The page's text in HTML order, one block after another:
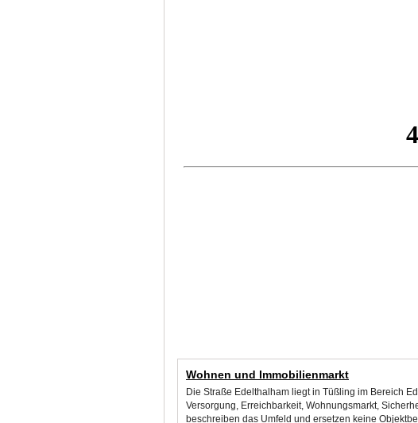
Wohnen und Immobilienmarkt
Die Straße Edelthalham liegt in Tüßling im Bereich
Versorgung, Erreichbarkeit, Wohnungsmarkt,
beschreiben das Umfeld und ersetzen keine